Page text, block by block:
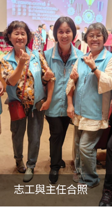
獲第22屆志願服務獎
志工與主任合照
惠姝小姐(左一)、豐
志工夥伴獲獎~大合照